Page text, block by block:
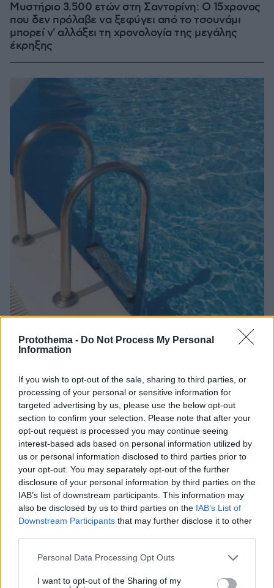
Protothema - Do Not Process My Personal
Information
If you wish to opt-out of the sale, sharing to third parties, or
processing of your personal or sensitive information for
targeted advertising by us, please use the below opt-out
section to confirm your selection. Please note that after your
opt-out request is processed you may continue seeing
interest-based ads based on personal information utilized by
us or personal information disclosed to third parties prior to
your opt-out. You may separately opt-out of the further
disclosure of your personal information by third parties on the
IAB’s list of downstream participants. This information may
also be disclosed by us to third parties on the IAB’s List of
Downstream Participants that may further disclose it to other
Please note that this website/app uses one or more Google
not limited to your visit or usage behaviour. You may click to
Personal Data Processing Opt Outs
I want to opt-out of the Sharing of my
Μυστήριο 3.500 ετών στη Σαντορίνη: Ο 15χρονος
που δεν πρόλαβε να ξεφύγει από το τσουνάμι
μπορεί ν' αλλάξει τη χρονολογία της μεγάλης
έκρηξης
bar στην Πάρο: Πώς έγινε η τραγωδία
08.08.2026, 21:22